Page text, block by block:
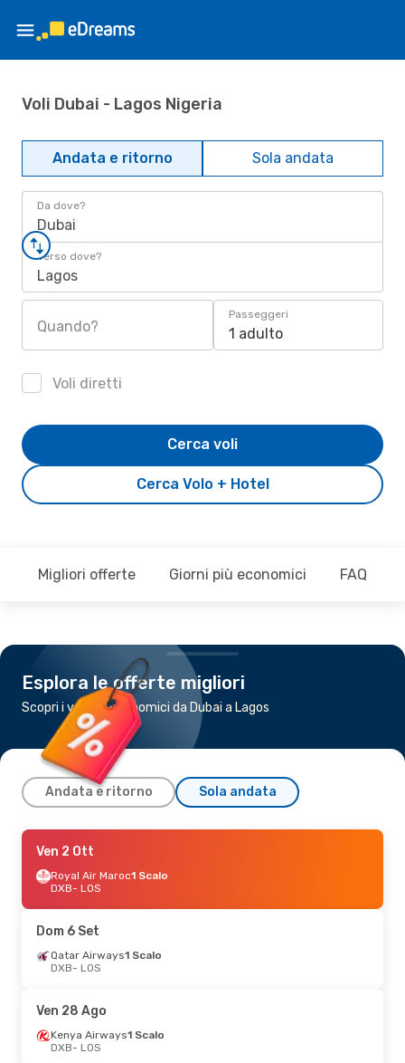
Voli Dubai - Lagos Nigeria
Andata e ritorno Sola andata
Da dove?
Dubai
Verso dove?
Lagos
Quando?
Passeggeri
1 adulto
Voli diretti
Cerca Volo + Hotel
Cerca voli
Migliori offerte Giorni più economici FAQ
Esplora le offerte migliori
Scopri i voli più economici da Dubai a Lagos
Andata e ritorno Sola andata
Lun 7 Set
Ethiopian Airlines
1 Scalo
Ethiopian Airlines
1 Scalo
LOS- DXB
Ven 2 Ott
Royal Air Maroc1 Scalo
DXB- LOS
Dom 6 Set
Qatar Airways1 Scalo
DXB- LOS
Ven 28 Ago
Kenya Airways1 Scalo
DXB- LOS